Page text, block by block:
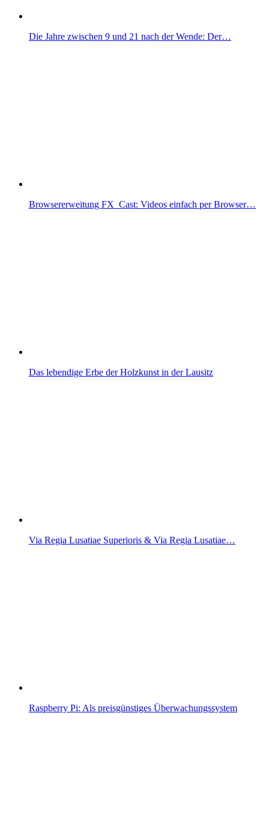
Die Jahre zwischen 9 und 21 nach der Wende: Der…
Browsererweitung FX_Cast: Videos einfach per Browser…
Das lebendige Erbe der Holzkunst in der Lausitz
Via Regia Lusatiae Superioris & Via Regia Lusatiae…
Raspberry Pi: Als preisgünstiges Überwachungssystem